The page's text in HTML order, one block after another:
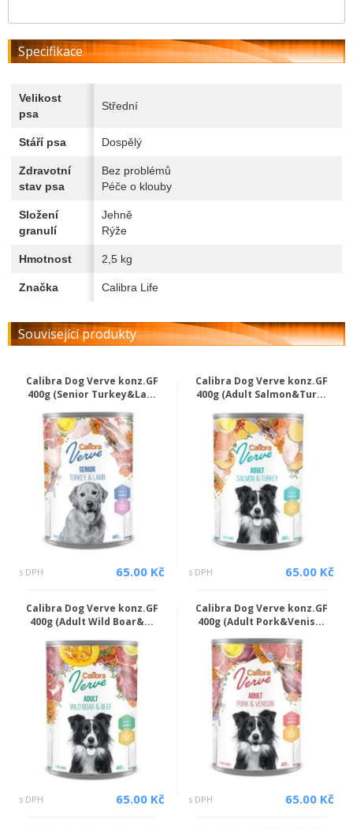
Specifikace
Velikost
psa
Střední
Stáří psa Dospělý
Zdravotní
stav psa
Bez problémů
Péče o klouby
Složení
granulí
Jehně
Rýže
Hmotnost 2,5 kg
Značka Calibra Life
Související produkty
Calibra Dog Verve konz.GF
400g (Senior Turkey&La...
s DPH 65.00 Kč
Calibra Dog Verve konz.GF
400g (Adult Salmon&Tur...
s DPH 65.00 Kč
Calibra Dog Verve konz.GF
400g (Adult Wild Boar&...
s DPH 65.00 Kč
Calibra Dog Verve konz.GF
400g (Adult Pork&Venis...
s DPH 65.00 Kč